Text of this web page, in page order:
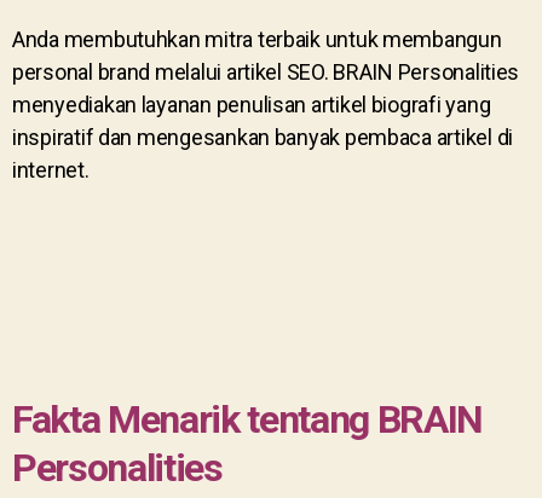
Anda membutuhkan mitra terbaik untuk membangun
personal brand melalui artikel SEO. BRAIN Personalities
menyediakan layanan penulisan artikel biografi yang
inspiratif dan mengesankan banyak pembaca artikel di
internet.
Fakta Menarik tentang BRAIN
Personalities